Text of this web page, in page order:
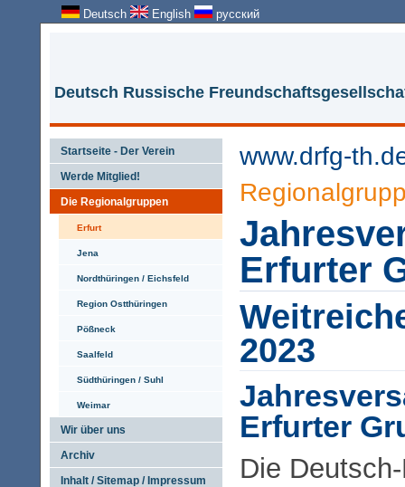
Deutsch English русский
Deutsch Russische
Startseite - Der Verein
Werde Mitglied!
Die Regionalgruppen
Erfurt
Jena
Nordthüringen / Eichsfeld
Region Ostthüringen
Pößneck
Saalfeld
Südthüringen / Suhl
Weimar
Wir über uns
Archiv
Inhalt / Sitemap / Impressum
www.drfg-
Erfurter
2023
Erfurter
Die